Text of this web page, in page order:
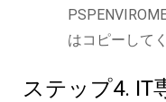
はコピーして
ステップ4. IT